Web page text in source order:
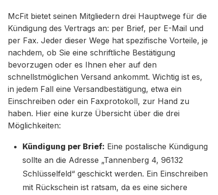
McFit bietet seinen Mitgliedern drei Hauptwege für die
Kündigung des Vertrags an: per Brief, per E-Mail und
per Fax. Jeder dieser Wege hat spezifische Vorteile, je
nachdem, ob Sie eine schriftliche Bestätigung
bevorzugen oder es Ihnen eher auf den
schnellstmöglichen Versand ankommt. Wichtig ist es,
in jedem Fall eine Versandbestätigung, etwa ein
Einschreiben oder ein Faxprotokoll, zur Hand zu
haben. Hier eine kurze Übersicht über die drei
Möglichkeiten:
Kündigung per Brief: Eine postalische Kündigung
sollte an die Adresse „Tannenberg 4, 96132
Schlüsselfeld“ geschickt werden. Ein Einschreiben
mit Rückschein ist ratsam, da es eine sichere